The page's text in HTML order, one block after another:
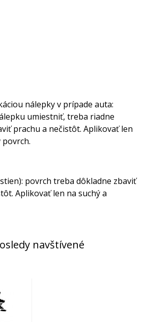
nálepky v prípade auta:
umiestniť, treba riadne
prachu a nečistôt. Aplikovať len
povrch.
povrch treba dôkladne zbaviť
Aplikovať len na suchý a
navštívené